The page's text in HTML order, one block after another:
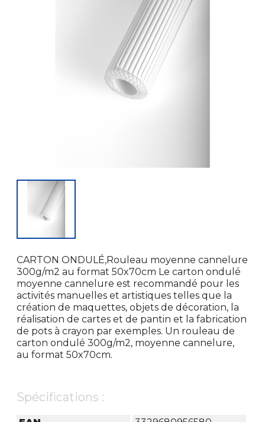
CARTON ONDULÉ,Rouleau moyenne cannelure
300g/m2 au format 50x70cm Le carton ondulé
moyenne cannelure est recommandé pour les
activités manuelles et artistiques telles que la
création de maquettes, objets de décoration, la
réalisation de cartes et de pantin et la fabrication
de pots à crayon par exemples. Un rouleau de
carton ondulé 300g/m2, moyenne cannelure,
au format 50x70cm.
Spécifications :